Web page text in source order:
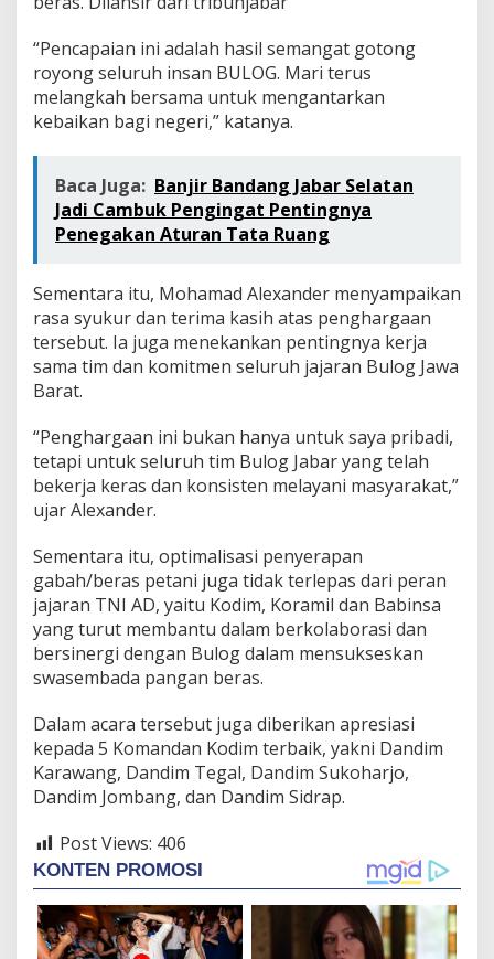
“Pencapaian ini adalah hasil semangat gotong
royong seluruh insan BULOG. Mari terus
melangkah bersama untuk mengantarkan
kebaikan bagi negeri,” katanya.
Baca Juga: Banjir Bandang Jabar Selatan
Jadi Cambuk Pengingat Pentingnya
Penegakan Aturan Tata Ruang
Sementara itu, Mohamad Alexander menyampaikan
rasa syukur dan terima kasih atas penghargaan
tersebut. Ia juga menekankan pentingnya kerja
sama tim dan komitmen seluruh jajaran Bulog Jawa
Barat.
“Penghargaan ini bukan hanya untuk saya pribadi,
tetapi untuk seluruh tim Bulog Jabar yang telah
bekerja keras dan konsisten melayani masyarakat,”
ujar Alexander.
Sementara itu, optimalisasi penyerapan
gabah/beras petani juga tidak terlepas dari peran
jajaran TNI AD, yaitu Kodim, Koramil dan Babinsa
yang turut membantu dalam berkolaborasi dan
bersinergi dengan Bulog dalam mensukseskan
swasembada pangan beras.
Dalam acara tersebut juga diberikan apresiasi
kepada 5 Komandan Kodim terbaik, yakni Dandim
Karawang, Dandim Tegal, Dandim Sukoharjo,
Dandim Jombang, dan Dandim Sidrap.
Post Views: 406